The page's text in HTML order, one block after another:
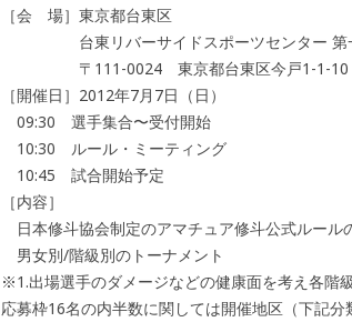
［会 場］東京都台東区
台東リバーサイドスポーツセンター 第
〒111-0024 東京都台東区今戸1-1-10
［開催日］2012年7月7日（日）
09:30 選手集合〜受付開始
10:30 ルール・ミーティング
10:45 試合開始予定
［内容］
日本修斗協会制定のアマチュア修斗公式ルール
男女別/階級別のトーナメント
※1.出場選手のダメージなどの健康面を考え各階
応募枠16名の内半数に関しては開催地区（下記分